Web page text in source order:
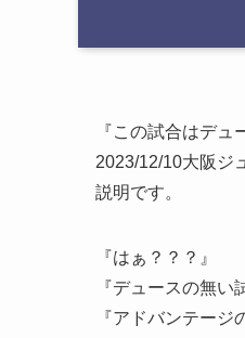
『この試合はデュ
2023/12/10大阪ジ
説明です。
『はぁ？？？』
『デュースの無い
『アドバンテージ